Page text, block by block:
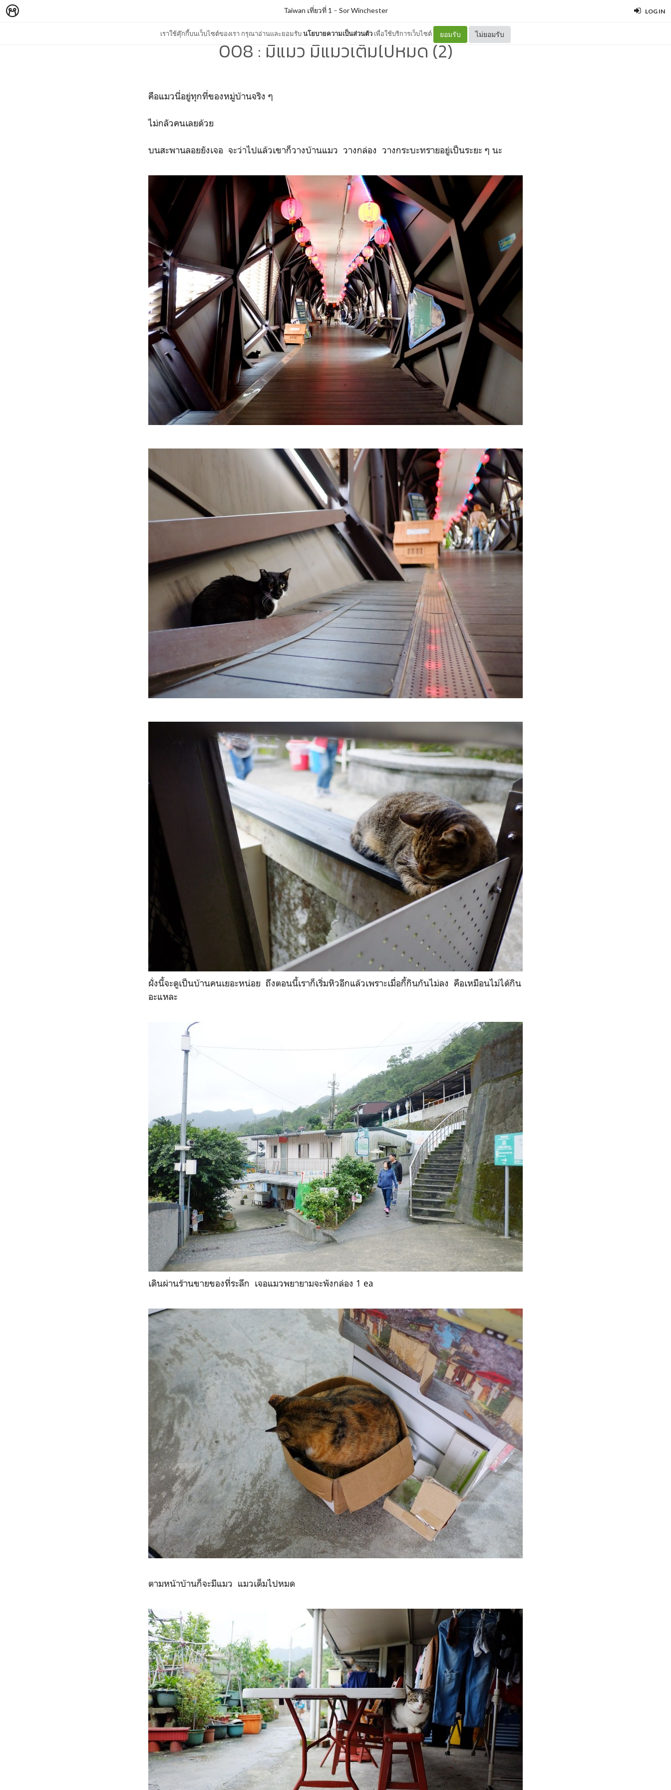
LOG IN
เราใช้คุ๊กกี้บนเว็บไซต์ของเรา กรุณาอ่านและยอมรับนโยบายความเป็นส่วนตัว เพื่อใช้บริการเว็บไซต์ ยอมรับ ไม่ยอมรับ
Taiwan เที่ยวที่ 1 – Sor Winchester
008 : มีแมว มีแมวเต็มไปหมด (2)
คือแมวนี่อยู่ทุกที่ของหมู่บ้านจริง ๆ
ไม่กลัวคนเลยด้วย
บนสะพานลอยยังเจอ จะว่าไปแล้วเขาก็วางบ้านแมว วางกล่อง วางกระบะทรายอยู่เป็นระยะ ๆ นะ
ฝั่งนี้จะดูเป็นบ้านคนเยอะหน่อย ถึงตอนนี้เราก็เริ่มหิวอีกแล้วเพราะเมื่อกี้กินกันไม่ลง คือเหมือนไม่ได้กิน
อะแหละ
เดินผ่านร้านขายของที่ระลึก เจอแมวพยายามจะพังกล่อง 1 ea
ตามหน้าบ้านก็จะมีแมว แมวเต็มไปหมด